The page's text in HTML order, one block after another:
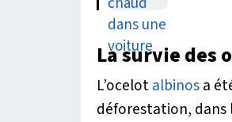
La survie des
L’ocelotalbinosa
déforestation, dans